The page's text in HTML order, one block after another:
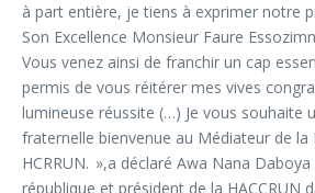
à part entière, je tiens à exprimer notre
Son Excellence Monsieur Faure
Vous venez ainsi de franchir un cap
permis de vous réitérer mes vives
lumineuse réussite (…) Je vous souhaite
fraternelle bienvenue au Médiateur de la
HCRRUN. »,a déclaré Awa Nana
république et président de la HACCRUN